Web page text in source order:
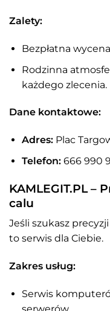
Zalety:
Bezpłatna
Rodzinna
każdego zlecenia.
Dane kontaktowe:
Adres:Plac
Telefon:666 990
KAMLEGIT.PL –
calu
Jeśli szukasz
to serwis dla Ciebie.
Zakres usług:
Serwis